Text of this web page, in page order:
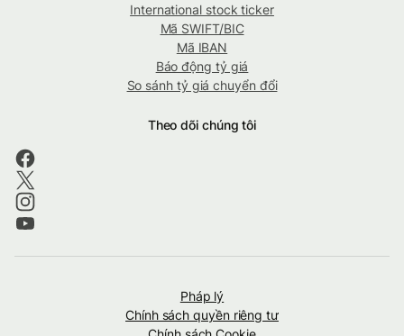
International stock ticker
Mã SWIFT/BIC
Mã IBAN
Báo động tỷ giá
So sánh tỷ giá chuyển đổi
Theo dõi chúng tôi
Pháp lý
Chính sách quyền riêng tư